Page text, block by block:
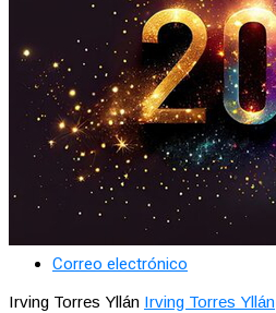
Correo electrónico
Irving Torres Yllán Irving Torres Yllán